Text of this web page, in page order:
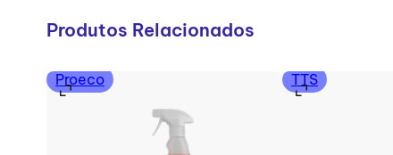
Produtos Relacionados
Proeco TTS